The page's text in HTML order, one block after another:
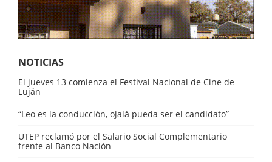
NOTICIAS
El jueves 13 comienza el Festival Nacional de Cine de
Luján
“Leo es la conducción, ojalá pueda ser el candidato”
UTEP reclamó por el Salario Social Complementario
frente al Banco Nación